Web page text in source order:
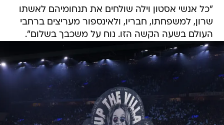
"כל אנשי אסטון וילה שולחים את תנחומיהם לאשתו
שרון, למשפחתו, חבריו, ולאינספור מעריצים ברחבי
העולם בשעה הקשה הזו. נוח על משכבך בשלום".